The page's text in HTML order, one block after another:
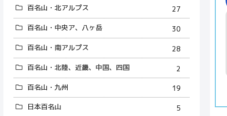
百名山・北アルプス
27
百名山・中央ア、八ヶ岳
30
百名山・南アルプス
28
百名山・北陸、近畿、中国、四国
2
百名山・九州
19
日本百名山
5